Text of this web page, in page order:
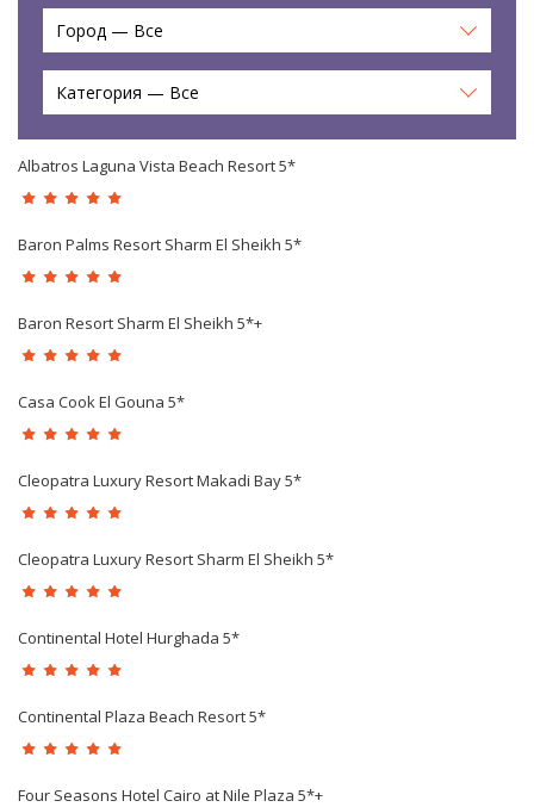
Город — Все
Категория — Все
Albatros Laguna Vista Beach Resort 5*
Baron Palms Resort Sharm El Sheikh 5*
Baron Resort Sharm El Sheikh 5*+
Casa Cook El Gouna 5*
Cleopatra Luxury Resort Makadi Bay 5*
Cleopatra Luxury Resort Sharm El Sheikh 5*
Continental Hotel Hurghada 5*
Continental Plaza Beach Resort 5*
Four Seasons Hotel Cairo at Nile Plaza 5*+